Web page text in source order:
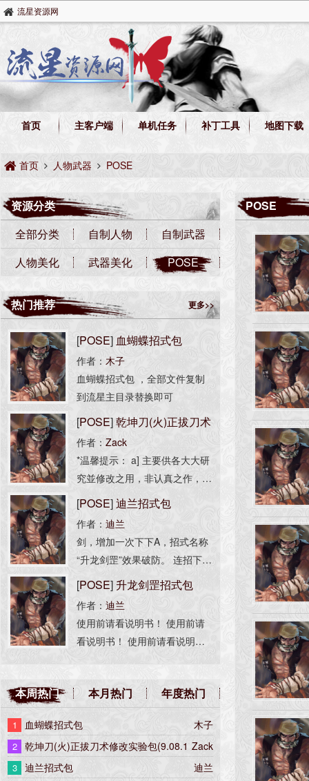
流星资源网
首页 主客户端 单机任务 补丁工具 地图下载
首页 人物武器 POSE
POSE
资源分类
全部分类
自制人物
自制武器
人物美化
武器美化 POSE
热门推荐 更多>>
[POSE] 血蝴蝶招式包
作者： 木子
血蝴蝶招式包 ，全部文件复制
到流星主目录替换即可
[POSE]乾坤刀(火)正拔刀术
修改实验包(9.08.1版)
作者： Zack
*温馨提示： a] 主要供各大大研
究並修改之用，非认真之作，勿
喷b] 所用版本已开隱藏指令(按
\输入)c] 覆盖文件前请事先备份
原始档案群d] Pose 449 的拔刀
速度可能稍快e] 由於是实
[POSE]迪兰招式包
作者： 迪兰
剑，增加一次下下A，招式名称
“升龙剑罡”效果破防。 连招下下
A+下下A可以触发击飞在空中；
或者 连招上上A+下下A可以触发
击飞在空中； 长枪； 增加一次
上A，招式名称“
[POSE] 升龙剑罡招式包
作者： 迪兰
使用前请看说明书！ 使用前请
看说明书！ 使用前请看说明
前请看说明书！ 使用前请看说
明书！ 重要的事情说N遍。
本周热门 本月热门 年度热门
1 木子
血蝴蝶招式包
2 Zack
乾坤刀(火)正拔刀术修改实验包(9.08.1
版)
3 迪兰
迪兰招式包